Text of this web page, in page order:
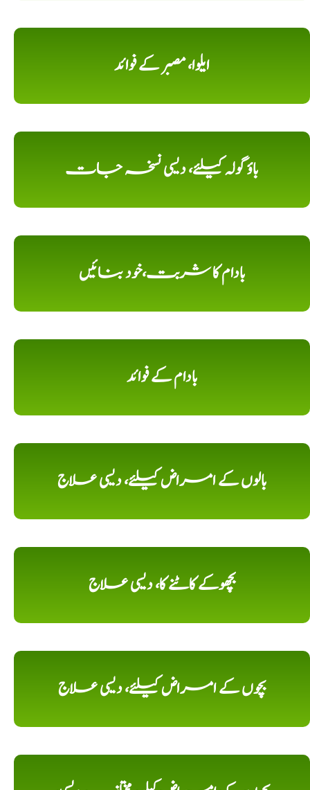
ایلوا، مصبر کے فوائد
باؤ گولہ کیلئے، دیسی نسخہ جات
بادام کا شربت،خود بنائیں
بادام کے فوائد
بالوں کے امراض کیلئے، دیسی علاج
بچھوکے کاٹنے کا، دیسی علاج
بچوں کے امراض کیلئے، دیسی علاج